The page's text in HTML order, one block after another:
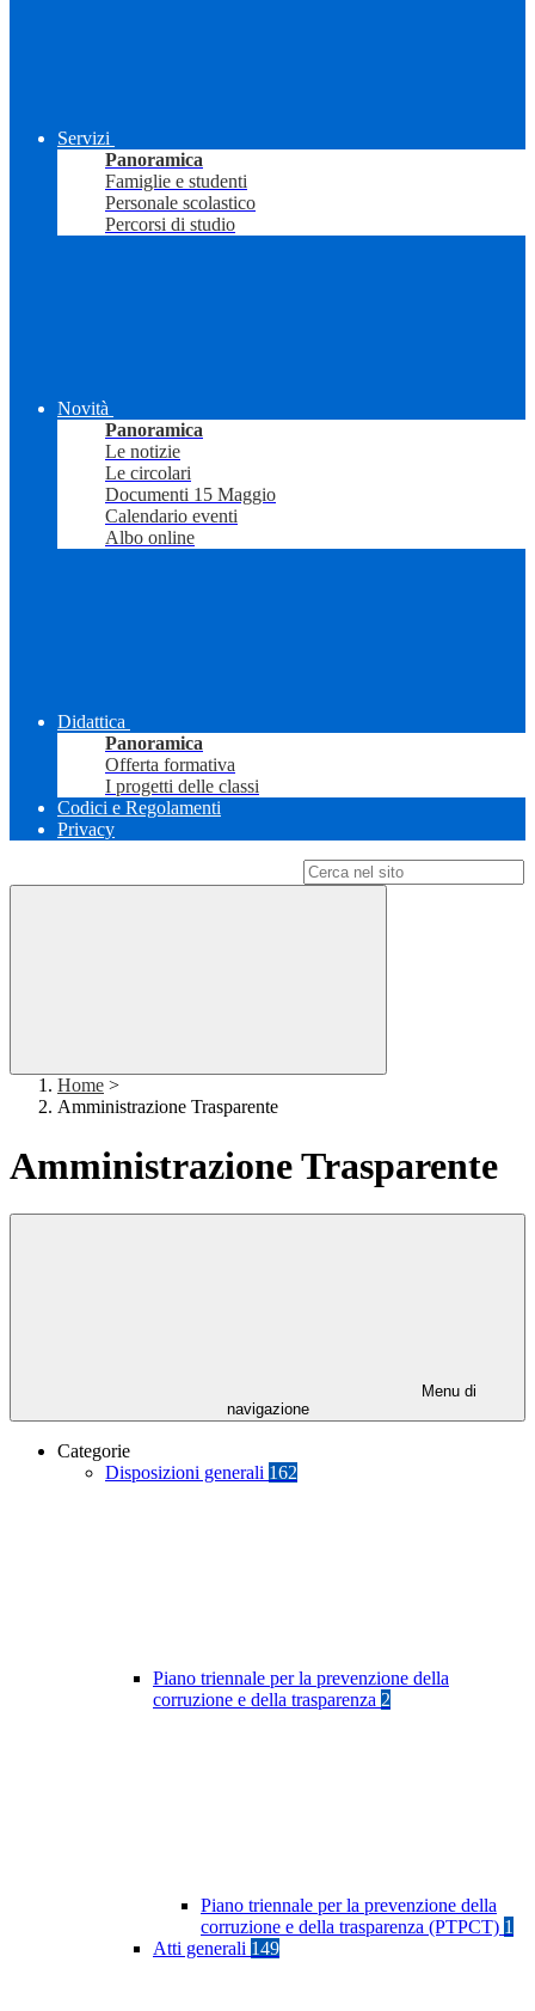
Servizi
Panoramica
Famiglie e studenti
Personale scolastico
Percorsi di studio
Novità
Panoramica
Le notizie
Le circolari
Documenti 15 Maggio
Calendario eventi
Albo online
Didattica
Panoramica
Offerta formativa
I progetti delle classi
Codici e Regolamenti
Privacy
Home >
Amministrazione Trasparente
Amministrazione Trasparente
Menu di
navigazione
Categorie
Disposizioni generali 162
Piano triennale per la prevenzione della
corruzione e della trasparenza 2
Piano triennale per la prevenzione della
corruzione e della trasparenza (PTPCT) 1
Atti generali 149